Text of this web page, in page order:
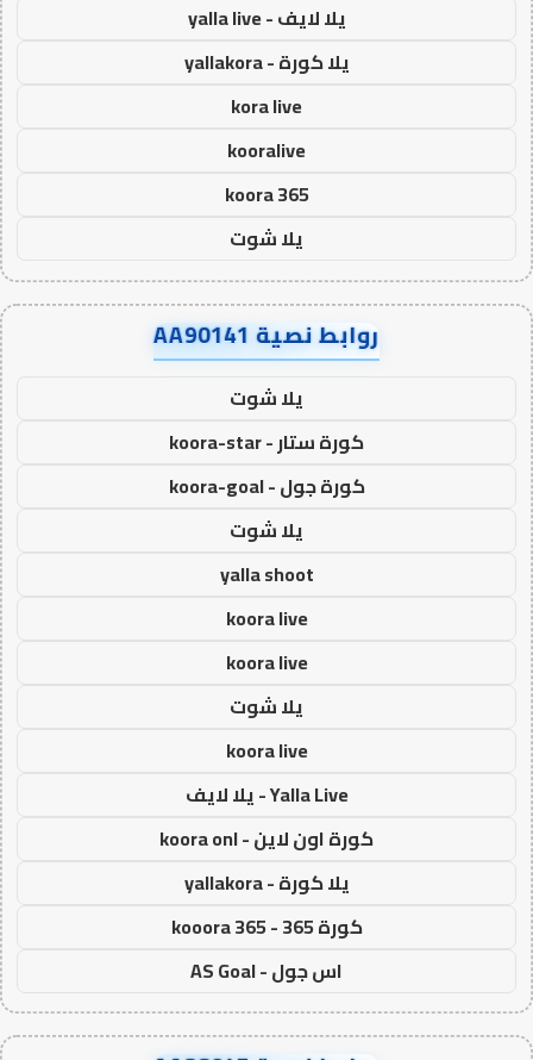
يلا لايف - yalla live
يلا كورة - yallakora
kora live
kooralive
koora 365
يلا شوت
روابط نصية AA90141
يلا شوت
كورة ستار - koora-star
كورة جول - koora-goal
يلا شوت
yalla shoot
koora live
koora live
يلا شوت
koora live
Yalla Live - يلا لايف
كورة اون لاين - koora onl
يلا كورة - yallakora
كورة 365 - kooora 365
اس جول - AS Goal